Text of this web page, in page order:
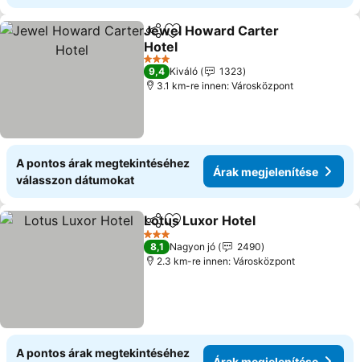
Megosztás
Hozzáadás a kedvencekhez
Jewel Howard Carter
Hotel
Árak megjelenítése
3 Kategória
9,4 Kiváló
1323
3.1 km-re innen: Városközpont
A pontos árak megtekintéséhez
válasszon dátumokat
Árak megjelenítése
Megosztás
Hozzáadás a kedvencekhez
Lotus Luxor Hotel
3 Kategória
8,1 Nagyon jó
2490
2.3 km-re innen: Városközpont
A pontos árak megtekintéséhez